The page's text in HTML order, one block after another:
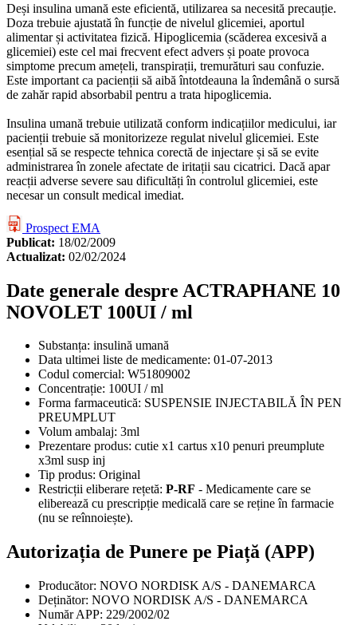
Deși insulina umană este eficientă, utilizarea sa necesită precauție.
Doza trebuie ajustată în funcție de nivelul glicemiei, aportul
alimentar și activitatea fizică. Hipoglicemia (scăderea excesivă a
glicemiei) este cel mai frecvent efect advers și poate provoca
simptome precum amețeli, transpirații, tremurături sau confuzie.
Este important ca pacienții să aibă întotdeauna la îndemână o sursă
de zahăr rapid absorbabil pentru a trata hipoglicemia.
Insulina umană trebuie utilizată conform indicațiilor medicului, iar
pacienții trebuie să monitorizeze regulat nivelul glicemiei. Este
esențial să se respecte tehnica corectă de injectare și să se evite
administrarea în zonele afectate de iritații sau cicatrici. Dacă apar
reacții adverse severe sau dificultăți în controlul glicemiei, este
necesar un consult medical imediat.
Prospect EMA
Publicat: 18/02/2009
Actualizat: 02/02/2024
Date generale despre ACTRAPHANE 10
NOVOLET 100UI / ml
Substanța: insulină umană
Data ultimei liste de medicamente: 01-07-2013
Codul comercial: W51809002
Concentrație: 100UI / ml
Forma farmaceutică: SUSPENSIE INJECTABILĂ ÎN PEN
PREUMPLUT
Volum ambalaj: 3ml
Prezentare produs: cutie x1 cartus x10 penuri preumplute
x3ml susp inj
Tip produs: Original
Restricții eliberare rețetă: P-RF - Medicamente care se
eliberează cu prescripție medicală care se reține în farmacie
(nu se reînnoiește).
Autorizația de Punere pe Piață (APP)
Producător: NOVO NORDISK A/S - DANEMARCA
Deținător: NOVO NORDISK A/S - DANEMARCA
Număr APP: 229/2002/02